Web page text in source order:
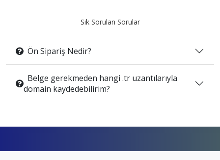
Sık Sorulan Sorular
Ön Sipariş Nedir?
Belge gerekmeden hangi .tr uzantılarıyla
domain kaydedebilirim?